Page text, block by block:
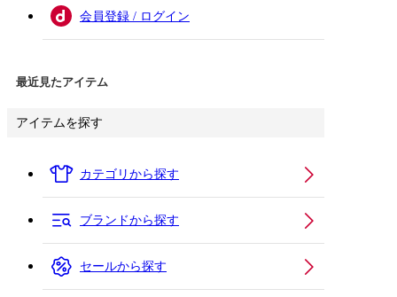
会員登録 / ログイン
最近見たアイテム
アイテムを探す
カテゴリから探す
ブランドから探す
セールから探す